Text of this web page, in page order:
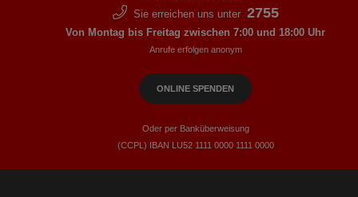
Sie erreichen uns unter 2755
Von Montag bis Freitag zwischen 7:00 und 18:00 Uhr
Anrufe erfolgen anonym
ONLINE SPENDEN
Oder per Banküberweisung
(CCPL) IBAN LU52​ 1111​ 0000​ 1111​ 0000